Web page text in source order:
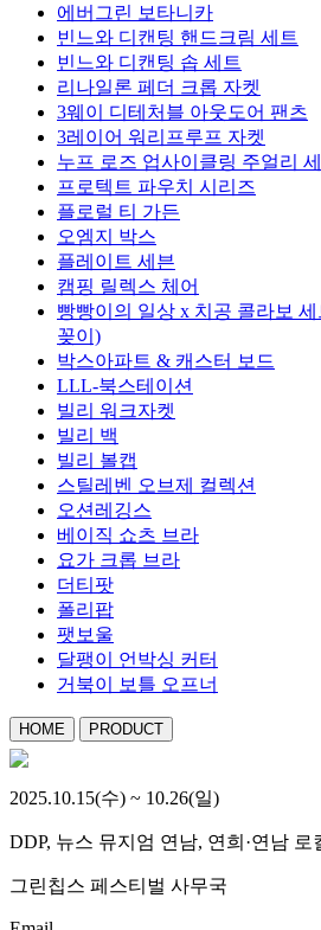
에버그린 보타니카
빈느와 디캔팅 핸드크림 세트
빈느와 디캔팅 솝 세트
리나일론 페더 크롭 자켓
3웨이 디테처블 아웃도어 팬츠
3레이어 워리프루프 자켓
누프 로즈 업사이클링 주얼리
프로텍트 파우치 시리즈
플로럴 티 가든
오엠지 박스
플레이트 세븐
캠핑 릴렉스 체어
빵빵이의 일상 x 치공 콜라보
꽂이)
박스아파트 & 캐스터 보드
LLL-북스테이션
빌리 워크자켓
빌리 백
빌리 볼캡
스틸레벤 오브제 컬렉션
오션레깅스
베이직 쇼츠 브라
요가 크롭 브라
더티팟
폴리팝
팻보울
달팽이 언박싱 커터
거북이 보틀 오프너
HOME PRODUCT
2025.10.15(수) ~ 10.26(일)
DDP, 뉴스 뮤지엄 연남, 연희·연남 로
그린칩스 페스티벌 사무국